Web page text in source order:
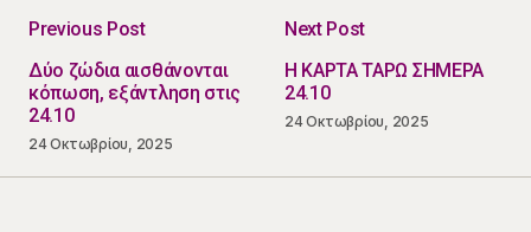
Previous Post
Δύο ζώδια αισθάνονται
κόπωση, εξάντληση στις
24.10
24 Οκτωβρίου, 2025
Next Post
Η ΚΑΡΤΑ ΤΑΡΩ ΣΗΜΕΡΑ
24.10
24 Οκτωβρίου, 2025